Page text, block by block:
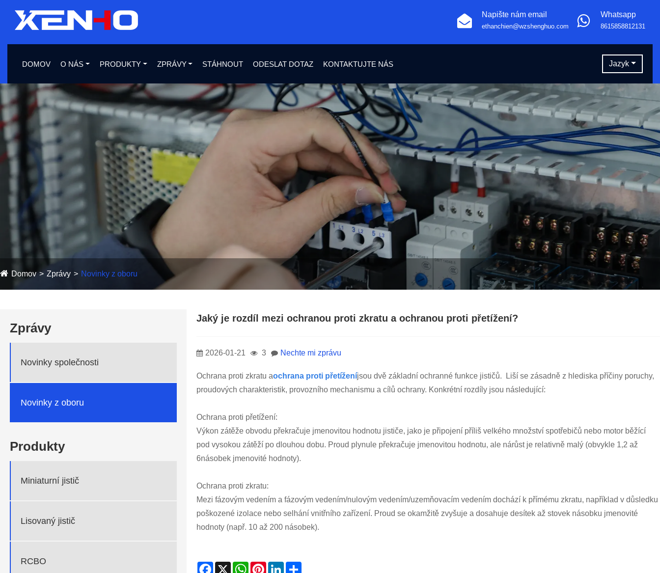
Whatsapp
8615858812131
Napište nám email
ethanchien@wzshenghuo.com
DOMOV O NÁS PRODUKTY ZPRÁVY STÁHNOUT ODESLAT DOTAZ KONTAKTUJTE NÁS Jazyk
Domov Zprávy Novinky z oboru
Zprávy
Novinky společnosti
Novinky z oboru
Produkty
Miniaturní jistič
Lisovaný jistič
RCBO
Jaký je rozdíl mezi ochranou proti zkratu a ochranou proti přetížení?
2026-01-21 3 Nechte mi zprávu
Ochrana proti zkratu aochrana proti přetíženíjsou dvě základní ochranné funkce jističů. Liší se zásadně z hlediska příčiny poruchy,
proudových charakteristik, provozního mechanismu a cílů ochrany. Konkrétní rozdíly jsou následující:
Ochrana proti přetížení:
Výkon zátěže obvodu překračuje jmenovitou hodnotu jističe, jako je připojení příliš velkého množství spotřebičů nebo motor běžící
pod vysokou zátěží po dlouhou dobu. Proud plynule překračuje jmenovitou hodnotu, ale nárůst je relativně malý (obvykle 1,2 až
6násobek jmenovité hodnoty).
Ochrana proti zkratu:
Mezi fázovým vedením a fázovým vedením/nulovým vedením/uzemňovacím vedením dochází k přímému zkratu, například v důsledku
poškozené izolace nebo selhání vnitřního zařízení. Proud se okamžitě zvyšuje a dosahuje desítek až stovek násobku jmenovité
hodnoty (např. 10 až 200 násobek).
Facebook
X WhatsAppPinterestLinkedIn